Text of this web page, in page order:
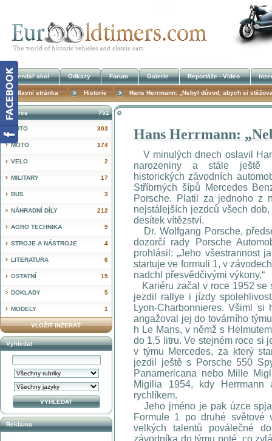
Hans Herrmann:
V minulých dnech oslavil
narozeniny a stále ještě
historických závodních
Stříbrných šípů Mercedes
Porsche. Platil za jednoho z
nejstálejších jezdců všech
desítek vítězství.
Dr. Wolfgang Porsche,
dozorčí rady Porsche
prohlásil: „Jeho všestrannost
startuje ve formuli 1, v
nadchl přesvědčivými výkony.“
Kariéru začal v roce 1952 se
jezdil rallye i jízdy
Lyon-Charbonnieres. Všiml
angažoval jej do továrního
h Le Mans, v němž s
do 1,5 litru. Ve stejném roce si
v týmu Mercedes, za který
jezdil ještě s Porsche 550
Panamericana nebo Mille
Migilia 1954, kdy
rychlíkem.
Jeho jméno je pak úzce
Formule 1 po druhé světové
velkých talentů poválečné
závodníka do týmu poté, co
751
Inzerce
303
AUTO
174
MOTO
2
VELO
17
MILITARY
3
BUS
212
NÁHRADNÍ DÍLY
9
AGRO TECHNIKA
4
STROJE A NÁSTROJE
6
LITERATURA
15
OSTATNÍ
5
DOKLADY
1
MODELY
VLOŽIT INZERÁT
Vyhledat
Reklama
Kalendář akcí Odkazy Forum Galerie Reportáže - Video
Hlavní stránka Historie Hans Herrmann: „Nebyl důvod, abych si